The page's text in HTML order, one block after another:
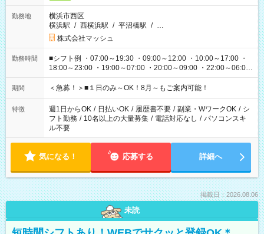
勤務地
横浜市西区
横浜駅 / 西横浜駅 / 平沼橋駅 / …
株式会社マッシュ
勤務時間
■シフト例 ・07:00～19:30 ・09:00～12:00 ・10:00～17:00 ・
18:00～23:00 ・19:00～07:00 ・20:00～09:00 ・22:00～06:00
etc ★最短で3時間で5,120円のお仕事から 15時間で2万円近く稼
げるお仕事も！ ご希望のお時間に合わせてご紹介！ ※シフトは
ください！
期間 ＜急募！＞■１日のみ～OK！8月～もご案内可能！
特徴 週1日からOK / 日払いOK / 履歴書不要 / 副業・WワークOK / シ
フト勤務 / 10名以上の大量募集 / 電話対応なし / パソコンスキ
ル不要
気になる！ 応募する 詳細へ
掲載日：2026.08.06
未読